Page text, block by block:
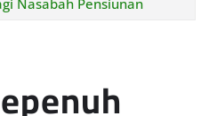
Nasabah Pensiunan